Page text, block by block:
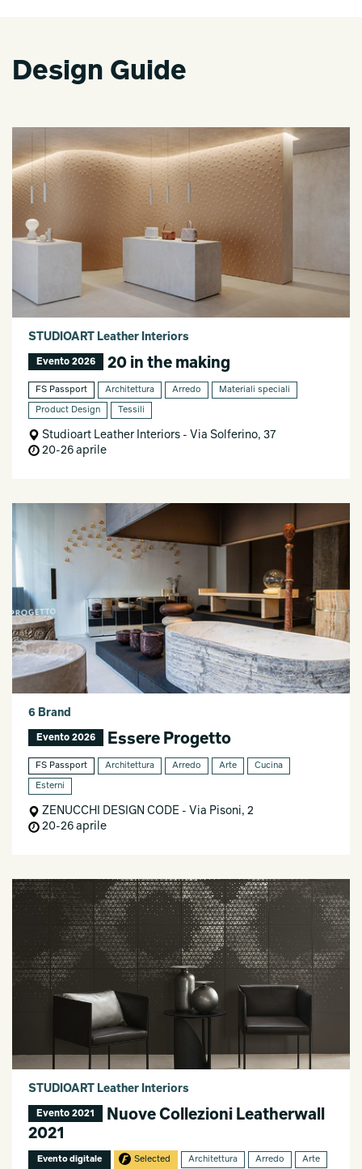
Design Guide
STUDIOART Leather Interiors
Evento 2026 20 in the making
FS Passport Architettura Arredo Materiali speciali
Product Design Tessili
Studioart Leather Interiors - Via Solferino, 37
20-26 aprile
6 Brand
Evento 2026 Essere Progetto
FS Passport Architettura Arredo Arte Cucina
Esterni
ZENUCCHI DESIGN CODE - Via Pisoni, 2
20-26 aprile
STUDIOART Leather Interiors
Evento 2021
Nuove Collezioni Leatherwall
2021
Evento digitale Selected Architettura Arredo Arte